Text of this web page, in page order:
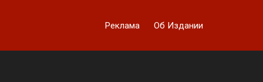
Реклама Об Издании